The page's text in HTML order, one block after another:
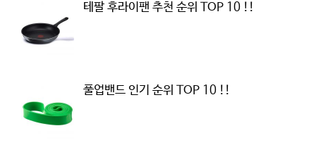
테팔 후라이팬 추천 순위 TOP 10 !!
풀업밴드 인기 순위 TOP 10 !!